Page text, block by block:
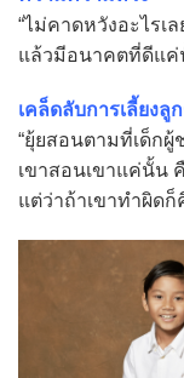
“ไม่คาดหวังอะไรเ
แล้วมีอนาคตที่ดีแค่
เคล็ดลับการเลี้ยงลู
“ยุ้ยสอนตามที่เด็กผู้
เขาสอนเขาแค่นั้น
แต่ว่าถ้าเขาทำผิดก็